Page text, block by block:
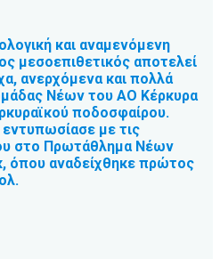
και αναμενόμενη
μεσοεπιθετικός αποτελεί
ανερχόμενα και πολλά
Νέων του ΑΟ Κέρκυρα
ποδοσφαίρου.
εντυπωσίασε με τις
στο Πρωτάθλημα Νέων
όπου αναδείχθηκε πρώτος